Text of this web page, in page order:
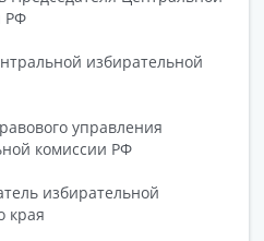
РФ
избирательной
управления
комиссии РФ
избирательной
края